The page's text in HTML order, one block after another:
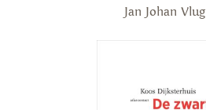
Jan Johan Vlug